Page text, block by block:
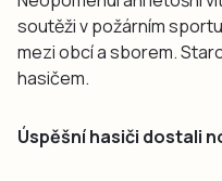
soutěži v požárním
mezi obcí a sborem.
hasičem.
Úspěšní hasiči dostali